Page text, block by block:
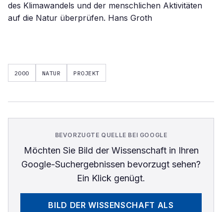
des Klimawandels und der menschlichen Aktivitäten
auf die Natur überprüfen. Hans Groth
2000 NATUR PROJEKT
BEVORZUGTE QUELLE BEI GOOGLE
Möchten Sie Bild der Wissenschaftin Ihren
Google-Suchergebnissen bevorzugt sehen?
Ein Klick genügt.
BILD DER WISSENSCHAFT ALS